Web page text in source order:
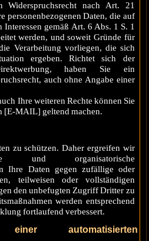
Widerspruchsrecht nach Art. 21
personenbezogenen Daten, die auf
gemäß Art. 6 Abs. 1 S. 1
werden, und soweit Gründe für
Verarbeitung vorliegen, die sich
ergeben. Richtet sich der
haben Sie ein
auch ohne Angabe einer
Ihre weiteren Rechte können Sie
[E-MAIL] geltend machen.
zu schützen. Daher ergreifen wir
und organisatorische
Ihre Daten gegen zufällige oder
teilweisen oder vollständigen
den unbefugten Zugriff Dritter zu
werden entsprechend
fortlaufend verbessert.
automatisierten